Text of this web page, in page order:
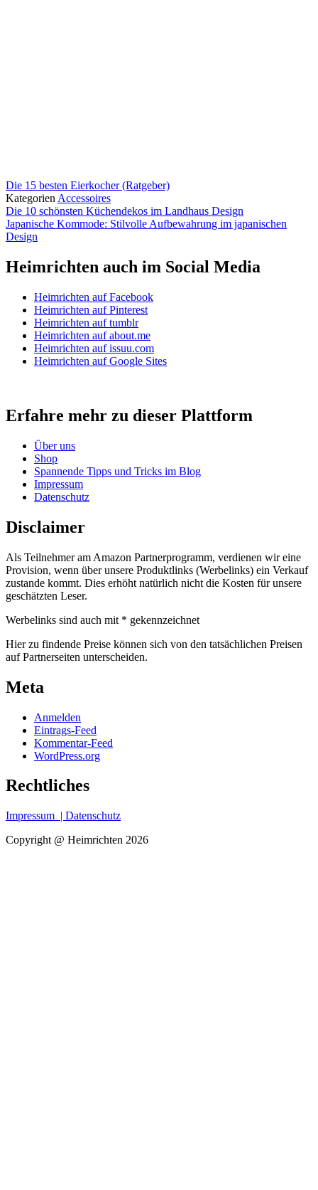
Die 15 besten Eierkocher (Ratgeber)
Kategorien Accessoires
Die 10 schönsten Küchendekos im Landhaus Design
Japanische Kommode: Stilvolle Aufbewahrung im japanischen
Design
Heimrichten auch im Social Media
Heimrichten auf Facebook
Heimrichten auf Pinterest
Heimrichten auf tumblr
Heimrichten auf about.me
Heimrichten auf issuu.com
Heimrichten auf Google Sites
Erfahre mehr zu dieser Plattform
Über uns
Shop
Spannende Tipps und Tricks im Blog
Impressum
Datenschutz
Disclaimer
Als Teilnehmer am Amazon Partnerprogramm, verdienen wir eine
Provision, wenn über unsere Produktlinks (Werbelinks) ein Verkauf
zustande kommt. Dies erhöht natürlich nicht die Kosten für unsere
geschätzten Leser.
Werbelinks sind auch mit * gekennzeichnet
Hier zu findende Preise können sich von den tatsächlichen Preisen
auf Partnerseiten unterscheiden.
Meta
Anmelden
Eintrags-Feed
Kommentar-Feed
WordPress.org
Rechtliches
Impressum | Datenschutz
Copyright @ Heimrichten 2026